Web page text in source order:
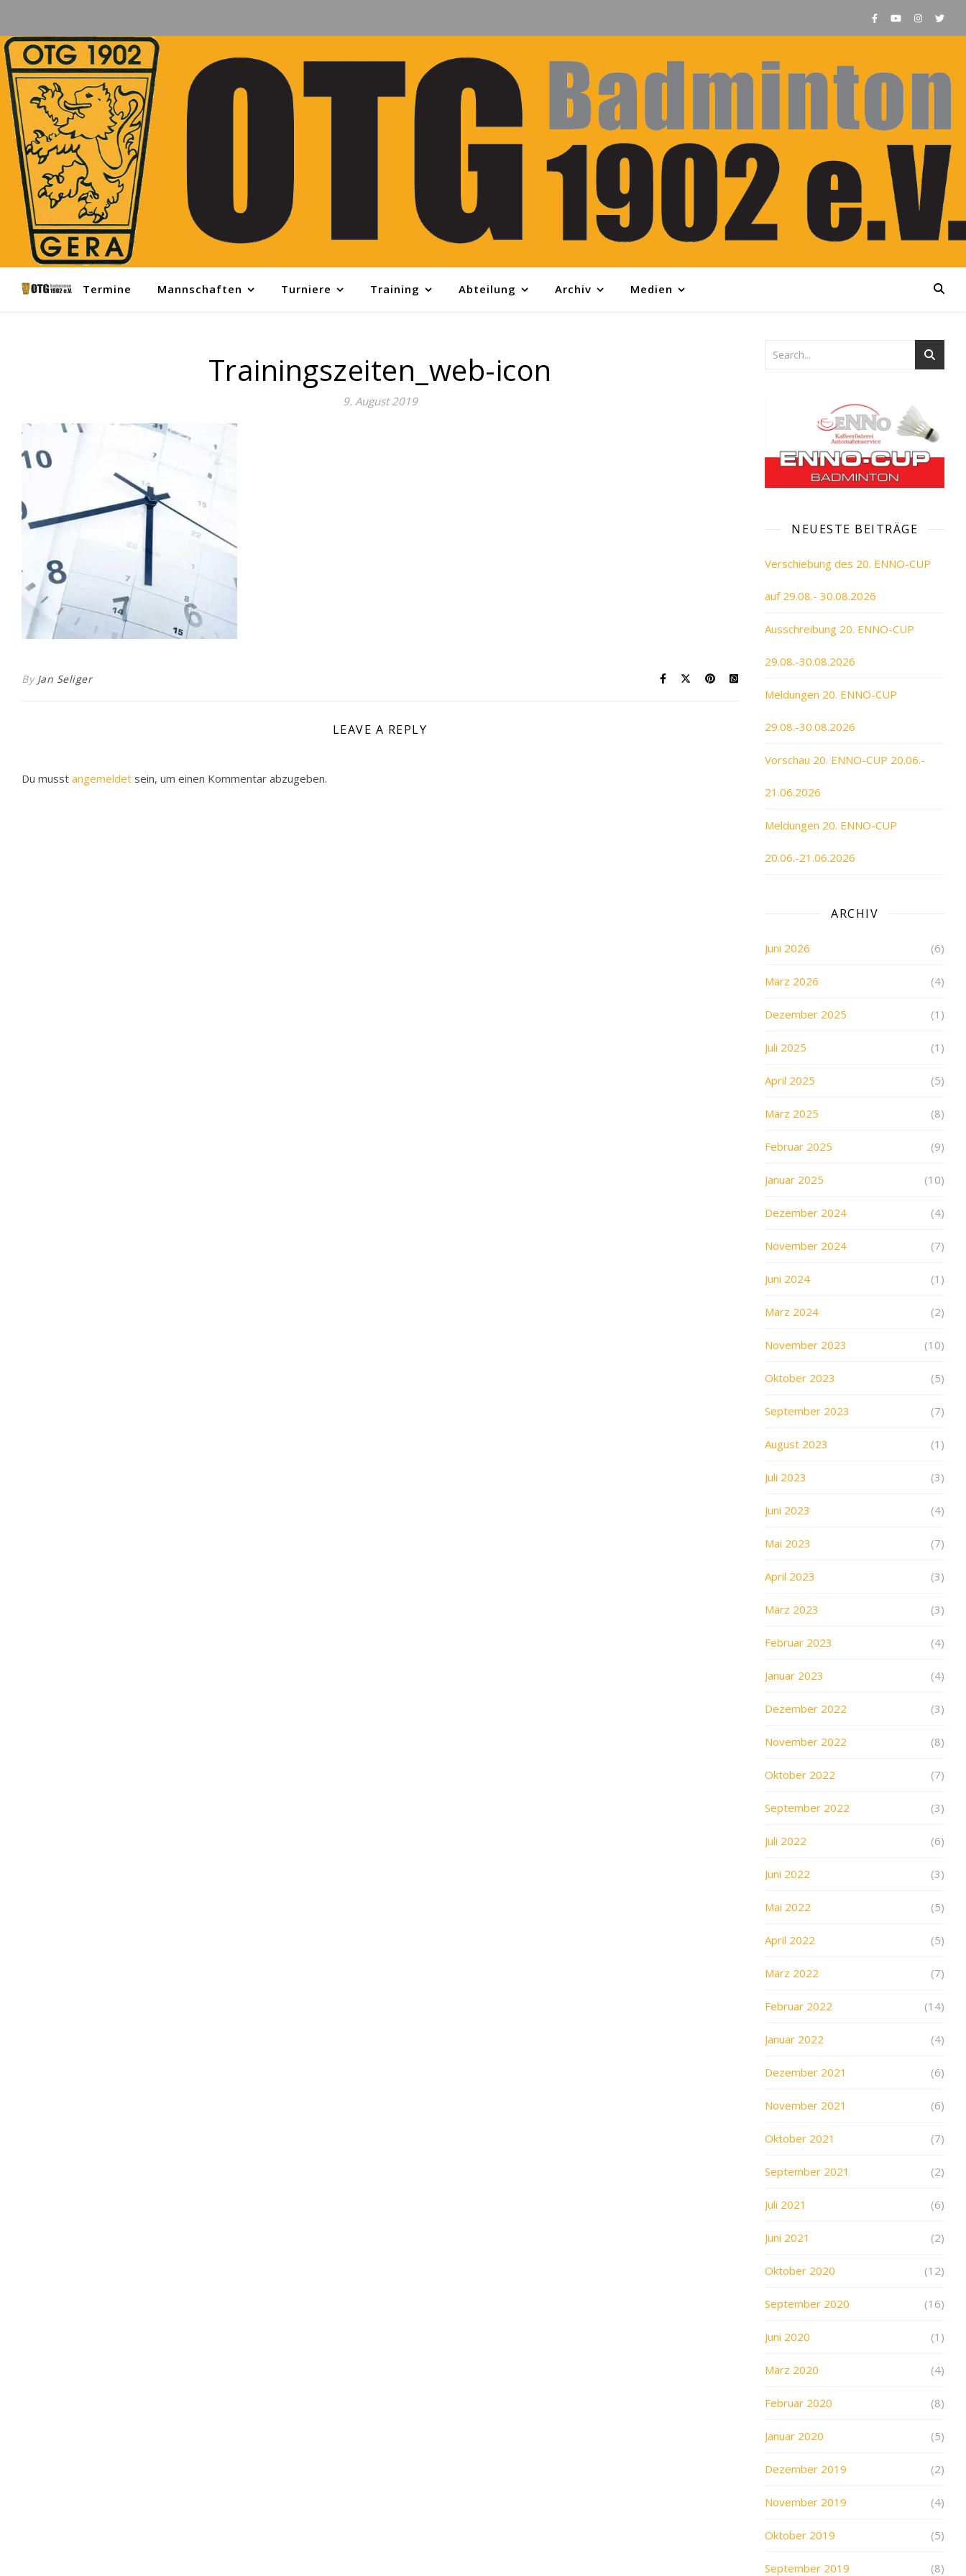
Termine Mannschaften Turniere Training Abteilung Archiv Medien
Trainingszeiten_web-icon
9. August 2019
By Jan Seliger
LEAVE A REPLY
Du musst angemeldet sein, um einen Kommentar abzugeben.
NEUESTE BEITRÄGE
Verschiebung des 20. ENNO-CUP
auf 29.08.- 30.08.2026
Ausschreibung 20. ENNO-CUP
29.08.-30.08.2026
Meldungen 20. ENNO-CUP
29.08.-30.08.2026
Vorschau 20. ENNO-CUP 20.06.-
21.06.2026
Meldungen 20. ENNO-CUP
20.06.-21.06.2026
ARCHIV
Juni 2026 (6)
März 2026 (4)
Dezember 2025 (1)
Juli 2025 (1)
April 2025 (5)
März 2025 (8)
Februar 2025 (9)
Januar 2025 (10)
Dezember 2024 (4)
November 2024 (7)
Juni 2024 (1)
März 2024 (2)
November 2023 (10)
Oktober 2023 (5)
September 2023 (7)
August 2023 (1)
Juli 2023 (3)
Juni 2023 (4)
Mai 2023 (7)
April 2023 (3)
März 2023 (3)
Februar 2023 (4)
Januar 2023 (4)
Dezember 2022 (3)
November 2022 (8)
Oktober 2022 (7)
September 2022 (3)
Juli 2022 (6)
Juni 2022 (3)
Mai 2022 (5)
April 2022 (5)
März 2022 (7)
Februar 2022 (14)
Januar 2022 (4)
Dezember 2021 (6)
November 2021 (6)
Oktober 2021 (7)
September 2021 (2)
Juli 2021 (6)
Juni 2021 (2)
Oktober 2020 (12)
September 2020 (16)
Juni 2020 (1)
März 2020 (4)
Februar 2020 (8)
Januar 2020 (5)
Dezember 2019 (2)
November 2019 (4)
Oktober 2019 (5)
September 2019 (8)